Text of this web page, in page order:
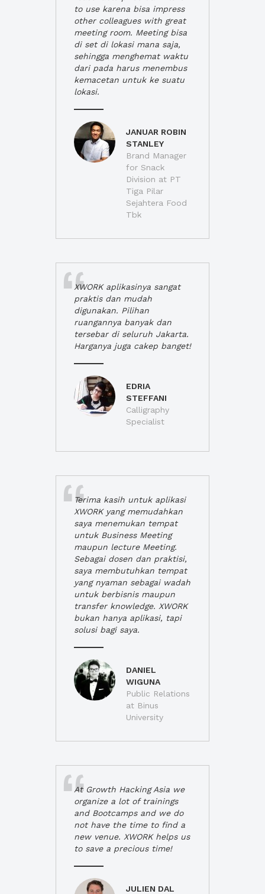
to use karena bisa impress
other colleagues with great
meeting room. Meeting bisa
di set di lokasi mana saja,
sehingga menghemat waktu
dari pada harus menembus
kemacetan untuk ke suatu
lokasi.
JANUAR ROBIN
STANLEY
Brand Manager
for Snack
Division at PT
Tiga Pilar
Sejahtera Food
Tbk
XWORK aplikasinya sangat
praktis dan mudah
digunakan. Pilihan
ruangannya banyak dan
tersebar di seluruh Jakarta.
Harganya juga cakep banget!
EDRIA
STEFFANI
Calligraphy
Specialist
Terima kasih untuk aplikasi
XWORK yang memudahkan
saya menemukan tempat
untuk Business Meeting
maupun lecture Meeting.
Sebagai dosen dan praktisi,
saya membutuhkan tempat
yang nyaman sebagai wadah
untuk berbisnis maupun
transfer knowledge. XWORK
bukan hanya aplikasi, tapi
solusi bagi saya.
DANIEL
WIGUNA
Public Relations
at Binus
University
At Growth Hacking Asia we
organize a lot of trainings
and Bootcamps and we do
not have the time to find a
new venue. XWORK helps us
to save a precious time!
JULIEN DAL